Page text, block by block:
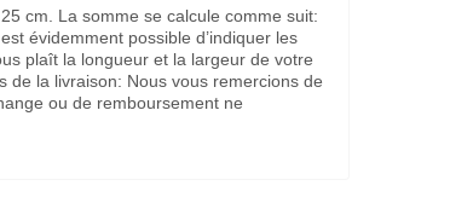
cm. La somme se calcule comme suit:
évidemment possible d’indiquer les
plaît la longueur et la largeur de votre
de la livraison: Nous vous remercions de
ou de remboursement ne